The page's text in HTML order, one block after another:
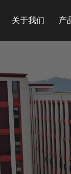
关于我们 产